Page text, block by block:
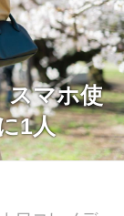
マホ使
1人